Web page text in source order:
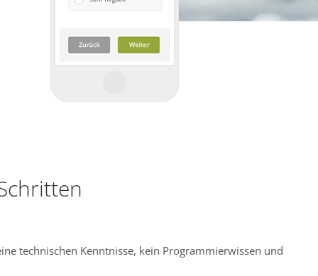
technischen Kenntnisse, kein Programmierwissen und